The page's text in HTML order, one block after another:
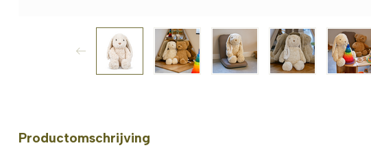
Productomschrijving